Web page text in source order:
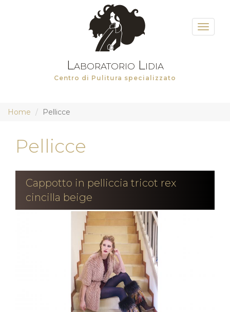
Salta
principale
Laboratorio Lidia
Centro di Pulitura specializzato
Toggle
Home Pellicce
Pellicce
Cappotto in pelliccia tricot rex
cincilla beige